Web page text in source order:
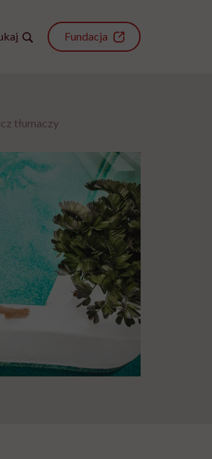
Fundacja
tłumaczy